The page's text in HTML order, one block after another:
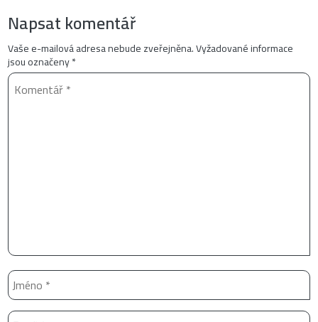
Napsat komentář
Vaše e-mailová adresa nebude zveřejněna.Vyžadované informace
jsou označeny*